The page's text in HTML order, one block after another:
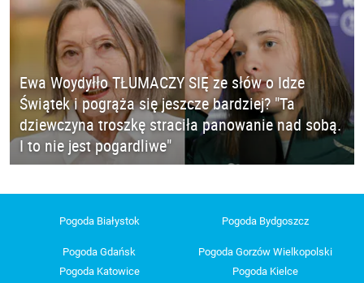
Ewa Woydyłło TŁUMACZY SIĘ ze słów o Idze
Świątek i pogrąża się jeszcze bardziej? "Ta
dziewczyna troszkę straciła panowanie nad sobą.
I to nie jest pogardliwe"
Pogoda Białystok Pogoda Bydgoszcz
Pogoda Gdańsk
Pogoda Gorzów Wielkopolski
Pogoda Katowice
Pogoda Kielce